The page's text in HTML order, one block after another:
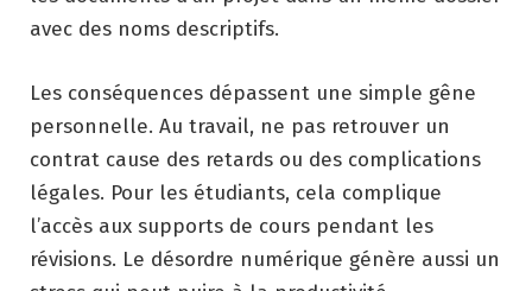
avec des noms descriptifs.
Les conséquences dépassent une simple gêne
personnelle. Au travail, ne pas retrouver un
contrat cause des retards ou des complications
légales. Pour les étudiants, cela complique
l’accès aux supports de cours pendant les
révisions. Le désordre numérique génère aussi un